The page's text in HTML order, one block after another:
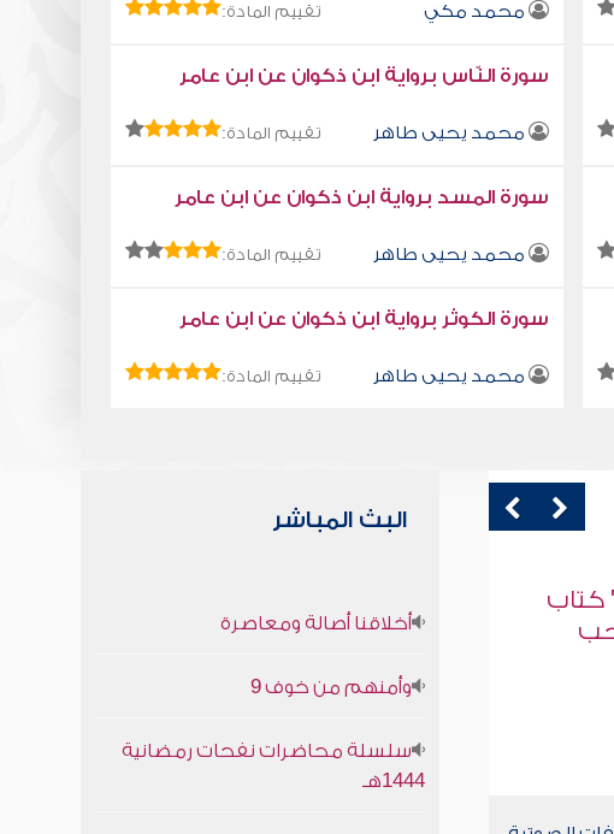
محمد مكي تقييم المادة:
سورة النّاس برواية ابن ذكوان عن ابن عامر
محمد يحيى طاهر تقييم المادة:
سورة المسد برواية ابن ذكوان عن ابن عامر
محمد يحيى طاهر تقييم المادة:
سورة الكوثر برواية ابن ذكوان عن ابن عامر
محمد يحيى طاهر تقييم المادة:
في فنون التعامل " - مع الفقراء
محمد العريفي
البث المباشر
أخلاقنا أصالة ومعاصرة
وأمنهم من خوف 9
سلسلة محاضرات نفحات رمضانية
1444هـ